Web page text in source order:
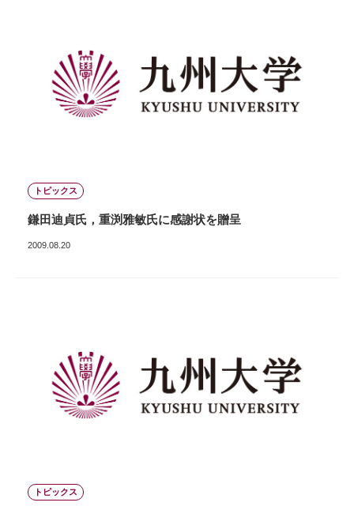
トピックス
鎌田迪貞氏，重渕雅敏氏に感謝状を贈呈
2009.08.20
トピックス